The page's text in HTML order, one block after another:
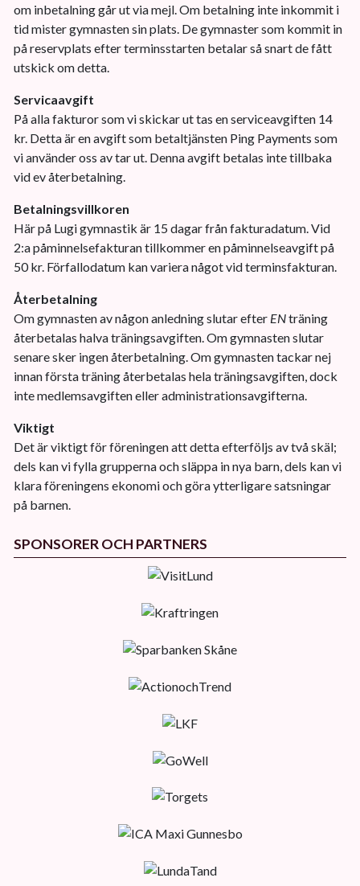
om inbetalning går ut via mejl. Om betalning inte inkommit i
tid mister gymnasten sin plats. De gymnaster som kommit in
på reservplats efter terminsstarten betalar så snart de fått
utskick om detta.
Servicaavgift
På alla fakturor som vi skickar ut tas en serviceavgiften 14
kr. Detta är en avgift som betaltjänsten Ping Payments som
vi använder oss av tar ut. Denna avgift betalas inte tillbaka
vid ev återbetalning.
Betalningsvillkoren
Här på Lugi gymnastik är 15 dagar från fakturadatum. Vid
2:a påminnelsefakturan tillkommer en påminnelseavgift på
50 kr. Förfallodatum kan variera något vid terminsfakturan.
Återbetalning
Om gymnasten av någon anledning slutar efter ENträning
återbetalas halva träningsavgiften. Om gymnasten slutar
senare sker ingen återbetalning. Om gymnasten tackar nej
innan första träning återbetalas hela träningsavgiften, dock
inte medlemsavgiften eller administrationsavgifterna.
Viktigt
Det är viktigt för föreningen att detta efterföljs av två skäl;
dels kan vi fylla grupperna och släppa in nya barn, dels kan vi
klara föreningens ekonomi och göra ytterligare satsningar
på barnen.
SPONSORER OCH PARTNERS